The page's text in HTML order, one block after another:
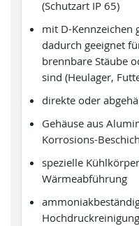
(Schutzart IP 65)
mit D-Kennzeichen
dadurch geeignet
brennbare Stäube
sind (Heulager,
direkte oder
Gehäuse aus
Korrosions-
spezielle
Wärmeabführung